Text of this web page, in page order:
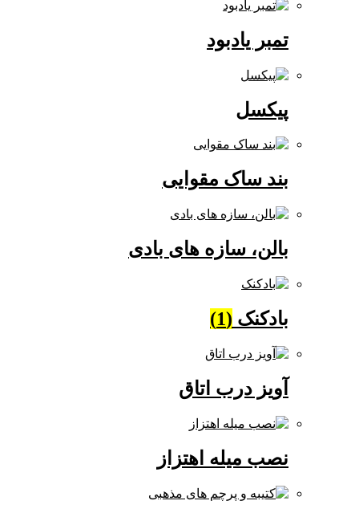
تمبر یادبود
بند ساک مقوایی
بالن، سازه های بادی
آویز درب اتاق
نصب میله اهتزاز